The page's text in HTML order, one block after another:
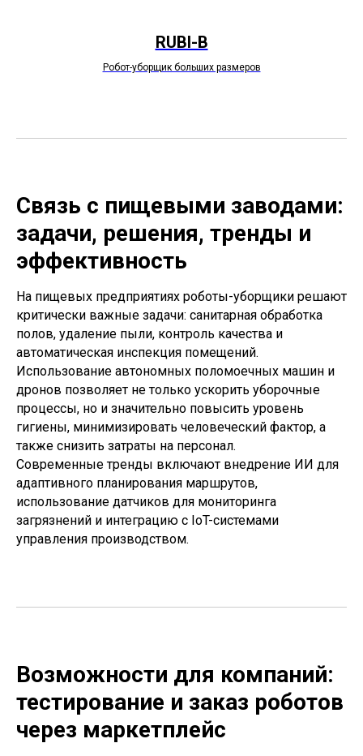
RUBI-B
Робот-уборщик больших размеров
Связь с пищевыми заводами:
задачи, решения, тренды и
эффективность
На пищевых предприятиях роботы-уборщики решают
критически важные задачи: санитарная обработка
полов, удаление пыли, контроль качества и
автоматическая инспекция помещений.
Использование автономных поломоечных машин и
дронов позволяет не только ускорить уборочные
процессы, но и значительно повысить уровень
гигиены, минимизировать человеческий фактор, а
также снизить затраты на персонал.
Современные тренды включают внедрение ИИ для
адаптивного планирования маршрутов,
использование датчиков для мониторинга
загрязнений и интеграцию с IoT-системами
управления производством.
Возможности для компаний:
тестирование и заказ роботов
через маркетплейс